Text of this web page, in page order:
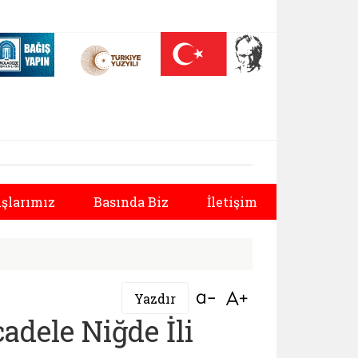
sekmede açılır)
On Yılı (yeni sekmede açılır)
Darülaceze bağış sayfası (yeni sekmede açılır)
Basında Biz İletişim
|
Yazdır Bağlantıyı aç
Niğde İli